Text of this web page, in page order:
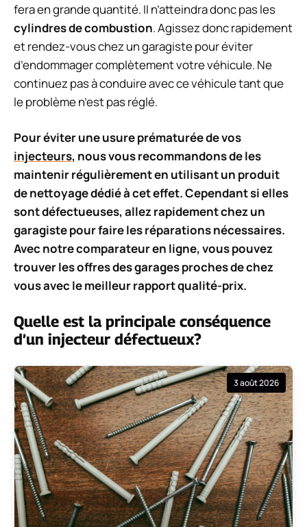
fera en grande quantité. Il n’atteindra donc pas les
cylindres de combustion. Agissez donc rapidement
et rendez-vous chez un garagiste pour éviter
d’endommager complètement votre véhicule. Ne
continuez pas à conduire avec ce véhicule tant que
le problème n’est pas réglé.
Pour éviter une usure prématurée de vos
injecteurs, nous vous recommandons de les
maintenir régulièrement en utilisant un produit
de nettoyage dédié à cet effet. Cependant si elles
sont défectueuses, allez rapidement chez un
garagiste pour faire les réparations nécessaires.
Avec notre comparateur en ligne, vous pouvez
trouver les offres des garages proches de chez
vous avec le meilleur rapport qualité-prix.
Quelle est la principale conséquence
d’un injecteur défectueux?
3 août 2026